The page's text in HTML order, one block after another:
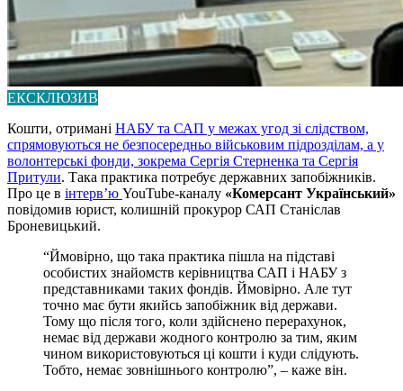
ЕКСКЛЮЗИВ
Кошти, отримані НАБУ та САП у межах угод зі слідством,
спрямовуються не безпосередньо військовим підрозділам, а у
волонтерські фонди, зокрема Сергія Стерненка та Сергія
Притули. Така практика потребує державних запобіжників.
Про це в інтерв’ю YouTube-каналу «Комерсант Український»
повідомив юрист, колишній прокурор САП Станіслав
Броневицький.
“Ймовірно, що така практика пішла на підставі
особистих знайомств керівництва САП і НАБУ з
представниками таких фондів. Ймовірно. Але тут
точно має бути якийсь запобіжник від держави.
Тому що після того, коли здійснено перерахунок,
немає від держави жодного контролю за тим, яким
чином використовуються ці кошти і куди слідують.
Тобто, немає зовнішнього контролю”, – каже він.